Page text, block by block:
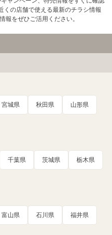
くの店舗で使える最新のチラシ情報
報をぜひご活用ください。
宮城県 秋田県 山形県
千葉県 茨城県 栃木県
富山県 石川県 福井県